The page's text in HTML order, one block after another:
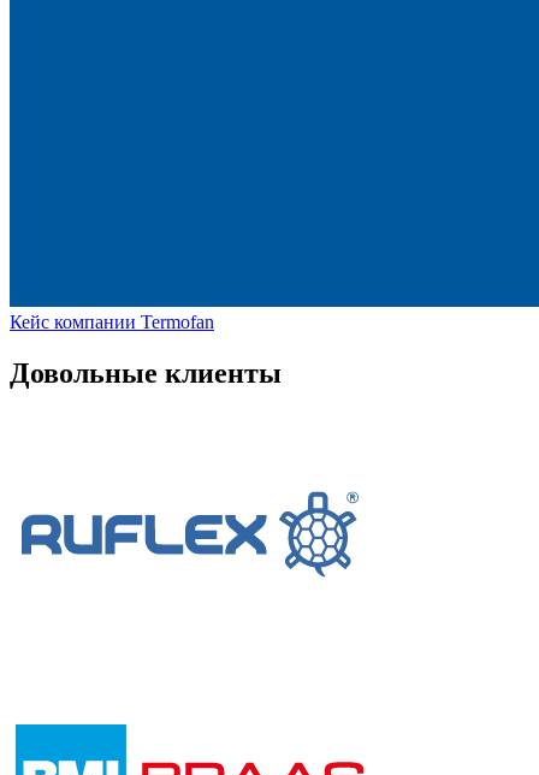
Кейс компании Termofan
Довольные клиенты